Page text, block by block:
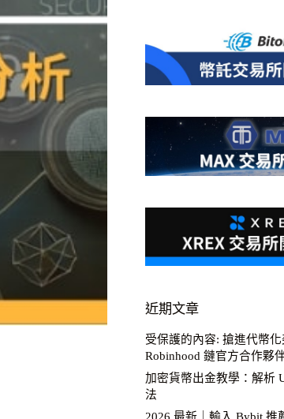
近期文章
受保護的內容: 搶進代幣
Robinhood 鏈官方合作夥
加密貨幣出金教學：解析
法
2026 最新｜輸入 Bybit 推